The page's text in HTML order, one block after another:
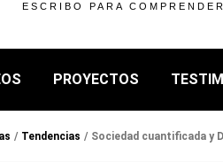
ESCRIBO PARA COMPRENDER
PROYECTOS
/ Tendencias / Sociedad cuantificada y